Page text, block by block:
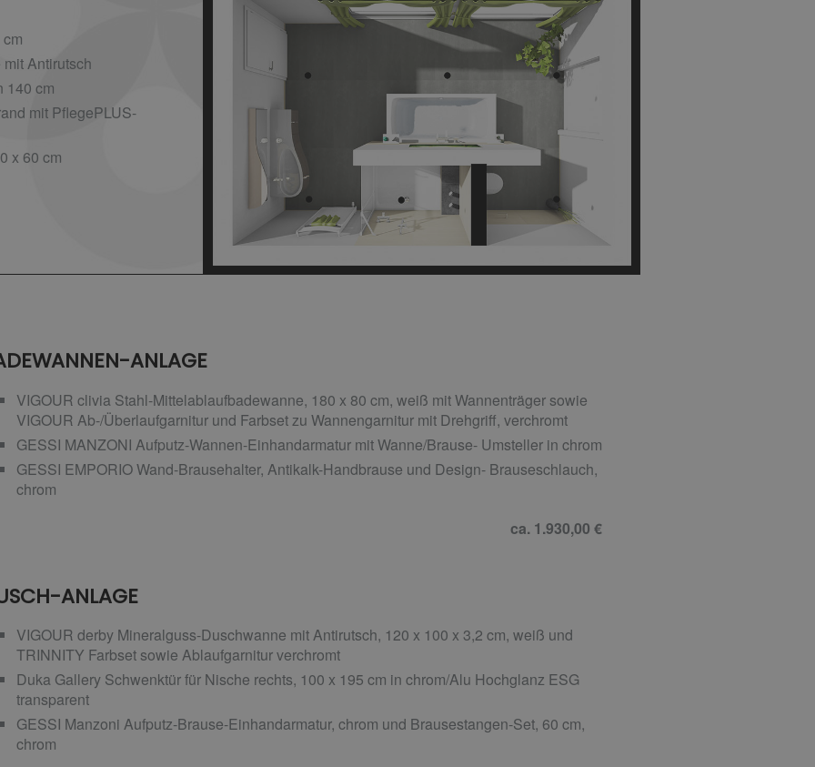
Antirutsch
140 cm
mit PflegePLUS-
x 60 cm
ANLAGE
VIGOUR clivia Stahl-Mittelablaufbadewanne, 180 x 80 cm, weiß mit Wannenträger sowie
VIGOUR Ab-/Überlaufgarnitur und Farbset zu Wannengarnitur mit Drehgriff, verchromt
GESSI MANZONI Aufputz-Wannen-Einhandarmatur mit Wanne/Brause- Umsteller in chrom
GESSI EMPORIO Wand-Brausehalter, Antikalk-Handbrause und Design- Brauseschlauch,
chrom
ca. 1.930,00 €
ANLAGE
VIGOUR derby Mineralguss-Duschwanne mit Antirutsch, 120 x 100 x 3,2 cm, weiß und
TRINNITY Farbset sowie Ablaufgarnitur verchromt
Duka Gallery Schwenktür für Nische rechts, 100 x 195 cm in chrom/Alu Hochglanz ESG
transparent
GESSI Manzoni Aufputz-Brause-Einhandarmatur, chrom und Brausestangen-Set, 60 cm,
chrom